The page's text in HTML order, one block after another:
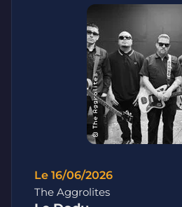
Le 16/06/2026
The Aggrolites